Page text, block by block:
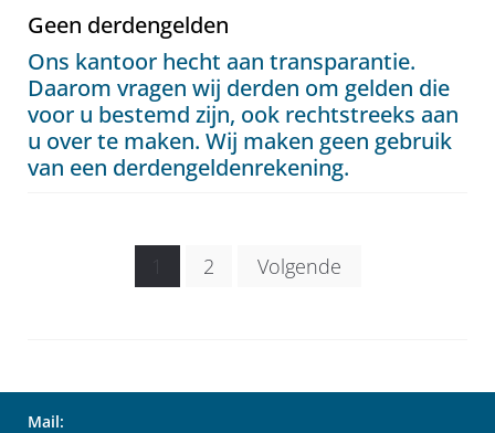
Geen derdengelden
Ons kantoor hecht aan transparantie.
Daarom vragen wij derden om gelden die
voor u bestemd zijn, ook rechtstreeks aan
u over te maken. Wij maken geen gebruik
van een derdengeldenrekening.
paginering
2 Volgende
Mail: